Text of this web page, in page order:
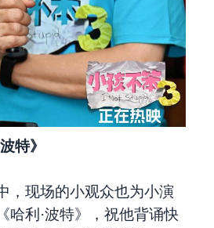
特》
，现场的小观众也为小演
哈利·波特》，祝他背诵快